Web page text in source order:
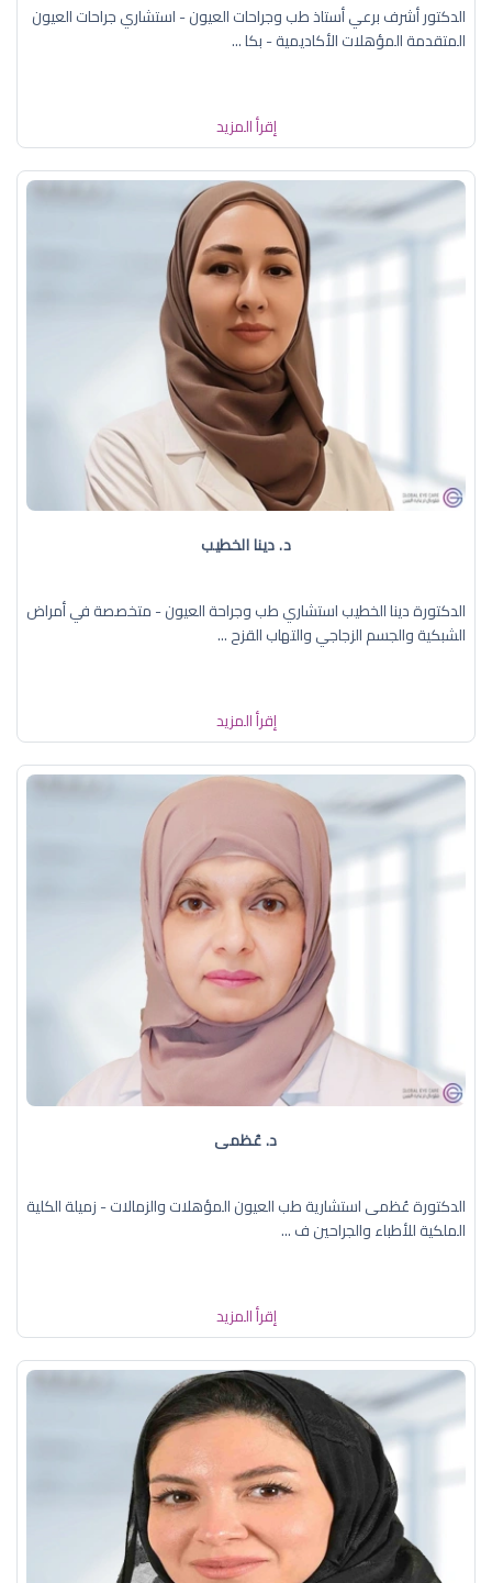
الدكتور أشرف برعي أستاذ طب وجراحات العيون - استشاري جراحات العيون
المتقدمة المؤهلات الأكاديمية - بكا ...
إقرأ المزيد
د. دينا الخطيب
الدكتورة دينا الخطيب استشاري طب وجراحة العيون - متخصصة في أمراض
الشبكية والجسم الزجاجي والتهاب القزح ...
إقرأ المزيد
د. عُظمى
الدكتورة عُظمى استشارية طب العيون المؤهلات والزمالات - زميلة الكلية
الملكية للأطباء والجراحين ف ...
إقرأ المزيد